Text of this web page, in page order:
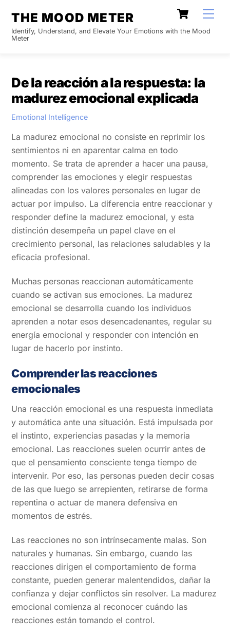
content
Cart
THE MOOD METER
Identify, Understand, and Elevate Your Emotions with the Mood
Meter
De la reacción a la respuesta: la
madurez emocional explicada
Emotional Intelligence
La madurez emocional no consiste en reprimir los
sentimientos ni en aparentar calma en todo
momento. Se trata de aprender a hacer una pausa,
comprender las emociones y elegir respuestas
alineadas con los valores personales en lugar de
actuar por impulso. La diferencia entre reaccionar y
responder define la madurez emocional, y esta
distinción desempeña un papel clave en el
crecimiento personal, las relaciones saludables y la
eficacia profesional.
Muchas personas reaccionan automáticamente
cuando se activan sus emociones. La madurez
emocional se desarrolla cuando los individuos
aprenden a notar esos desencadenantes, regular su
energía emocional y responder con intención en
lugar de hacerlo por instinto.
Comprender las reacciones
emocionales
Una reacción emocional es una respuesta inmediata
y automática ante una situación. Está impulsada por
el instinto, experiencias pasadas y la memoria
emocional. Las reacciones suelen ocurrir antes de
que el pensamiento consciente tenga tiempo de
intervenir. Por eso, las personas pueden decir cosas
de las que luego se arrepienten, retirarse de forma
repentina o actuar de manera defensiva en
momentos de estrés.
Las reacciones no son intrínsecamente malas. Son
naturales y humanas. Sin embargo, cuando las
reacciones dirigen el comportamiento de forma
constante, pueden generar malentendidos, dañar la
confianza y dejar conflictos sin resolver. La madurez
emocional comienza al reconocer cuándo las
reacciones están tomando el control.